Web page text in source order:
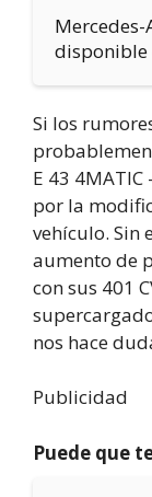
Mercedes-
disponible
Si los
E 43
por la
vehículo. Sin
aumento de
con sus 401
nos hace
Publicidad
Puede que